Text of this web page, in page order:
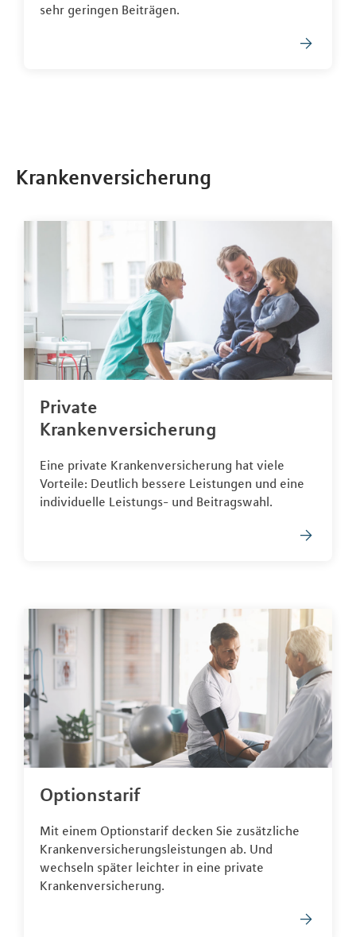
sehr geringen Beiträgen.
Krankenversicherung
Private
Krankenversicherung
Eine private Krankenversicherung hat viele
Vorteile: Deutlich bessere Leistungen und eine
individuelle Leistungs- und Beitragswahl.
Optionstarif
Mit einem Optionstarif decken Sie zusätzliche
Krankenversicherungsleistungen ab. Und
wechseln später leichter in eine private
Krankenversicherung.